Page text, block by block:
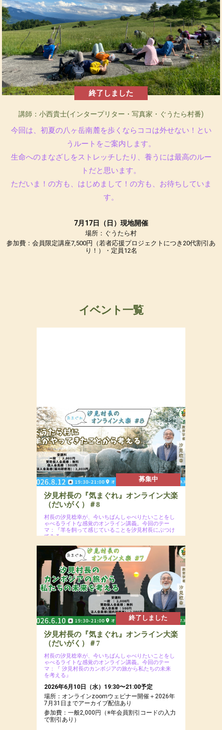
終了しました
講師：小西貴士(インタープリター・写真家・ぐうたら村番)
今回は、初夏の八ヶ岳南麓を歩くならココは外せない！とい
うルートをご案内します。
生命へのまなざしをストレッチしたり、養うには最高のルー
トだと思います。
ただいま！の方も、はじめまして！の方も、お待ちしていま
す。
7月17日（日）現地開催
場所：ぐうたら村
参加費：会員限定講座7,500円（若者応援プロジェクトにつき20代割引あ
り！）・定員12名
イベント一覧
募集中
汐見村長の『気まぐれ』オンライン大楽
（だいがく）＃8
村長の汐見稔幸が、今いちばんしゃべりたいことをし
ゃべるライトな感覚のオンライン講義。今回のテー
マ：『羊を飼って感じていることを汐見村長にぶつけ
てみる』
2026年8月12日（水）19:30〜21:00予定
場所：オンラインzoomウェビナー開催＋2026年
9月30日までアーカイブ配信あり
参加費：一般2,000円（※年会員割引コードの入力
で割引あり）
終了しました
汐見村長の『気まぐれ』オンライン大楽
（だいがく）＃7
村長の汐見稔幸が、今いちばんしゃべりたいことをし
ゃべるライトな感覚のオンライン講義。今回のテー
マ：『 汐見村長のカンボジアの旅から私たちの未来
を考える』
2026年6月10日（水）19:30〜21:00予定
場所：オンラインzoomウェビナー開催＋2026年
7月31日までアーカイブ配信あり
参加費：一般2,000円（※年会員割引コードの入力
で割引あり）